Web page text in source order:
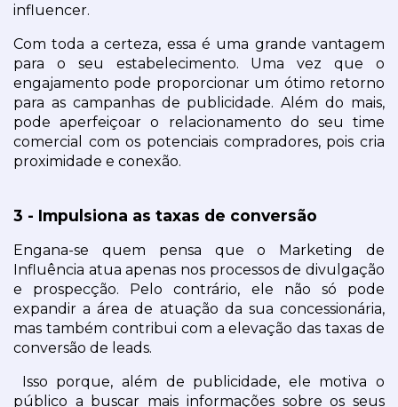
influencer.
Com toda a certeza, essa é uma grande vantagem
para o seu estabelecimento. Uma vez que o
engajamento pode proporcionar um ótimo retorno
para as campanhas de publicidade. Além do mais,
pode aperfeiçoar o relacionamento do seu time
comercial com os potenciais compradores, pois cria
proximidade e conexão.
3 - Impulsiona as taxas de conversão
Engana-se quem pensa que o Marketing de
Influência atua apenas nos processos de divulgação
e prospecção. Pelo contrário, ele não só pode
expandir a área de atuação da sua concessionária,
mas também contribui com a elevação das taxas de
conversão de leads.
Isso porque, além de publicidade, ele motiva o
público a buscar mais informações sobre os seus